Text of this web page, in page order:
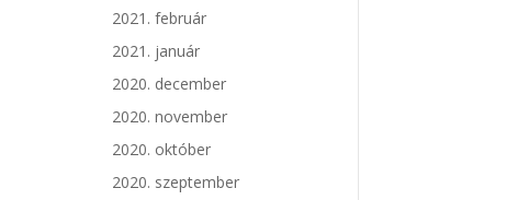
2021. február
2021. január
2020. december
2020. november
2020. október
2020. szeptember